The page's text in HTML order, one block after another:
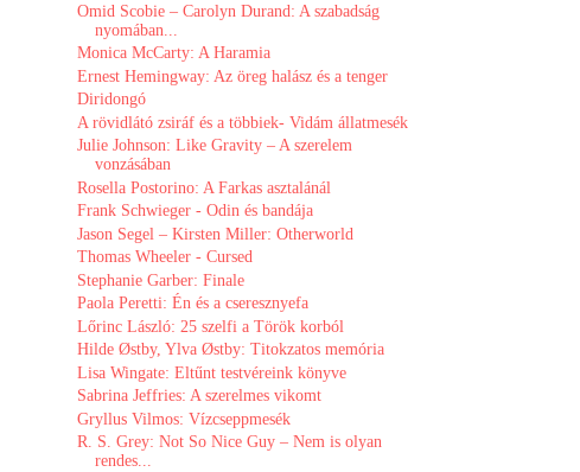
Omid Scobie – Carolyn Durand: A szabadság
nyomában...
Monica McCarty: A Haramia
Ernest Hemingway: Az öreg halász és a tenger
Diridongó
A ​rövidlátó zsiráf és a többiek- Vidám állatmesék
Julie Johnson: Like Gravity – A szerelem
vonzásában
Rosella Postorino: A Farkas asztalánál
Frank Schwieger - Odin ​és bandája
Jason Segel – Kirsten Miller: Otherworld
Thomas Wheeler - Cursed
Stephanie Garber: Finale
Paola Peretti: Én ​és a cseresznyefa
Lőrinc László: 25 szelfi a Török korból
Hilde Østby, Ylva Østby: Titokzatos memória
Lisa Wingate: Eltűnt testvéreink könyve
Sabrina Jeffries: A ​szerelmes vikomt
Gryllus Vilmos: Vízcseppmesék
R. S. Grey: Not ​So Nice Guy – Nem is olyan
rendes...